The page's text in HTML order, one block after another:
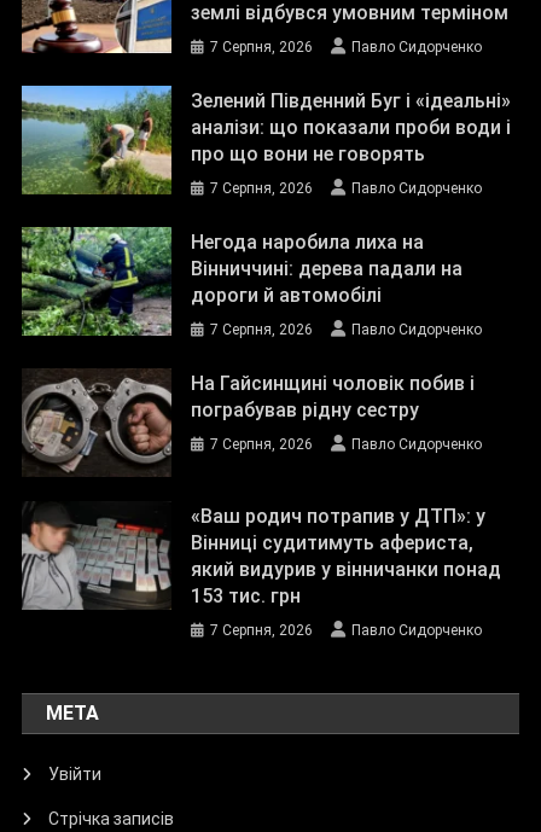
землі відбувся умовним терміном
7 Серпня, 2026 Павло Сидорченко
Зелений Південний Буг і «ідеальні»
аналізи: що показали проби води і
про що вони не говорять
7 Серпня, 2026 Павло Сидорченко
Негода наробила лиха на
Вінниччині: дерева падали на
дороги й автомобілі
7 Серпня, 2026 Павло Сидорченко
На Гайсинщині чоловік побив і
пограбував рідну сестру
7 Серпня, 2026 Павло Сидорченко
«Ваш родич потрапив у ДТП»: у
Вінниці судитимуть афериста,
який видурив у вінничанки понад
153 тис. грн
7 Серпня, 2026 Павло Сидорченко
МЕТА
Увійти
Стрічка записів